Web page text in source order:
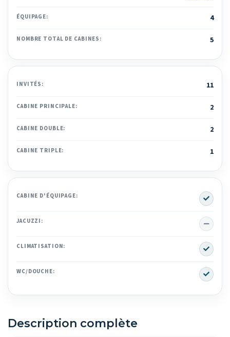
ÉQUIPAGE: 4
NOMBRE TOTAL DE CABINES: 5
INVITÉS: 11
CABINE PRINCIPALE: 2
CABINE DOUBLE: 2
CABINE TRIPLE: 1
CABINE D'ÉQUIPAGE: Yes
JACUZZI: No
CLIMATISATION: Yes
WC/DOUCHE: Yes
Description complète